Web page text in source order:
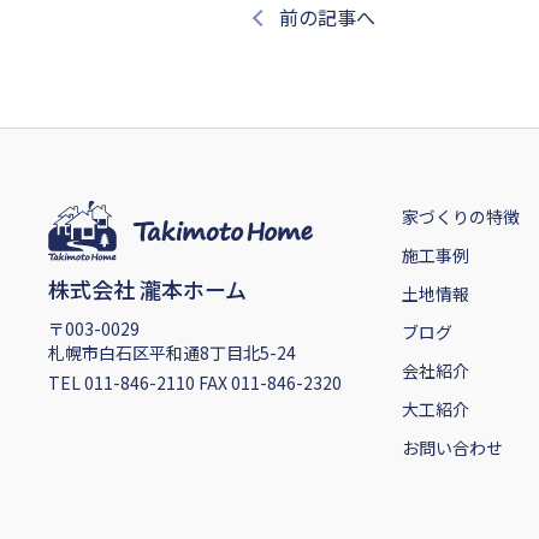
前の記事へ
株式会社 瀧本ホーム
〒003-0029
札幌市白石区平和通8丁目北5-24
TEL 011-846-2110 FAX 011-846-2320
家づくりの特徴
施工事例
土地情報
ブログ
会社紹介
大工紹介
お問い合わせ